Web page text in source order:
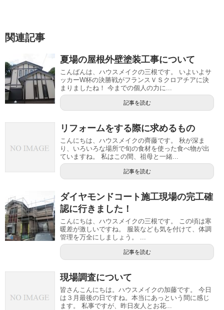
関連記事
夏場の屋根外壁塗装工事について
こんばんは、ハウスメイクの三根です。 いよいよサ
ッカーW杯の決勝戦がフランスＶＳクロアチアに決
まりましたね！ 今までの個人の力に...
記事を読む
リフォームをする際に求めるもの
こんにちは、ハウスメイクの齊藤です。 秋が深ま
り、いろいろな場所で旬の食材を使った食べ物が出
ていますね。 私はこの間、祖母と一緒...
記事を読む
ダイヤモンドコート施工現場の完工確
認に行きました！
こんにちは、ハウスメイクの三根です。 この頃は寒
暖差が激しいですね。 服装なども気を付けて、体調
管理を万全にしましょう。 ...
記事を読む
現場調査について
皆さんこんにちは。ハウスメイクの加藤です。 今日
は３月最後の日ですね。本当にあっという間に感じ
ます。 私事ですが、昨日友人とお花...